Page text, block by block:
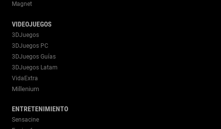
Magnet
VIDEOJUEGOS
3DJuegos
3DJuegos PC
3DJuegos Guías
3DJuegos Latam
VidaExtra
Millenium
ENTRETENIMIENTO
Sensacine